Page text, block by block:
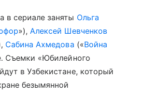
сериале заняты Ольга
»), Алексей Шевченков
Сабина Ахмедова («Война
Съемки «Юбилейного
в Узбекистане, который
безымянной